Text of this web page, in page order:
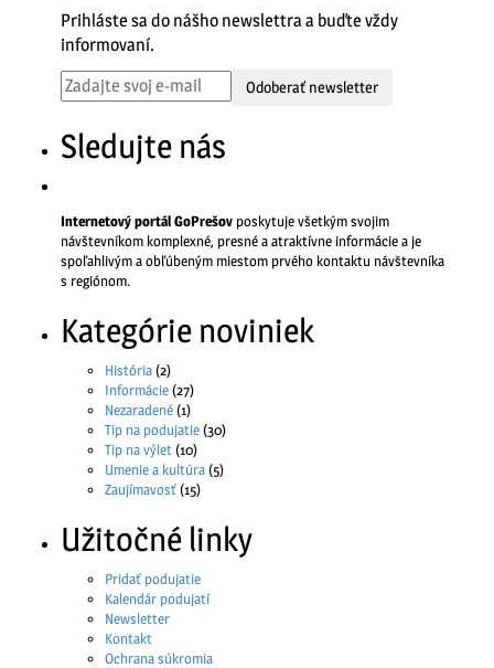
Prihláste sa do nášho newslettra a buďte vždy
informovaní.
Odoberať newsletter
Sledujte nás
Internetový portál GoPrešov poskytuje všetkým svojim
návštevníkom komplexné, presné a atraktívne informácie a je
spoľahlivým a obľúbeným miestom prvého kontaktu návštevníka
s regiónom.
Kategórie noviniek
História(2)
Informácie(27)
Nezaradené(1)
Tip na podujatie(30)
Tip na výlet(10)
Umenie a kultúra(5)
Zaujímavosť(15)
Užitočné linky
Pridať podujatie
Kalendár podujatí
Newsletter
Kontakt
Ochrana súkromia